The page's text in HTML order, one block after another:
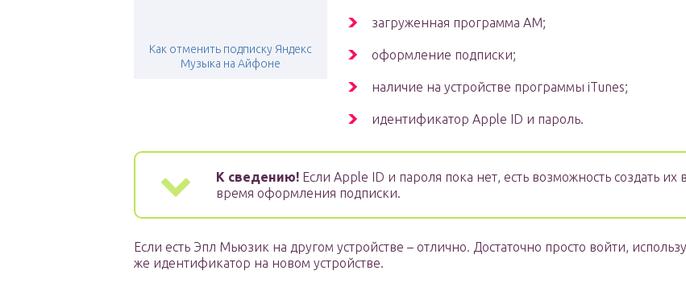
Как отменить подписку Яндекс
Музыка на Айфоне
загруженная программа AM;
оформление подписки;
наличие на устройстве программы iTunes;
идентификатор Apple ID и пароль.
К сведению! Если Apple ID и пароля пока нет, есть возможность создать их
время оформления подписки.
Если есть Эпл Мьюзик на другом устройстве – отлично. Достаточно просто войти,
же идентификатор на новом устройстве.